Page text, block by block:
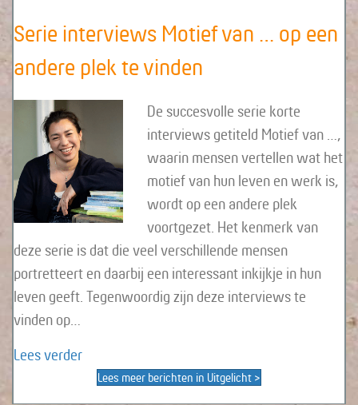
Serie interviews Motief van … op een
andere plek te vinden
De succesvolle serie korte
interviews getiteld Motief van …,
waarin mensen vertellen wat het
motief van hun leven en werk is,
wordt op een andere plek
voortgezet. Het kenmerk van
deze serie is dat die veel verschillende mensen
portretteert en daarbij een interessant inkijkje in hun
leven geeft. Tegenwoordig zijn deze interviews te
vinden op…
Lees verderabout Serie interviews Motief van … op een
Lees meer berichten in Uitgelicht >